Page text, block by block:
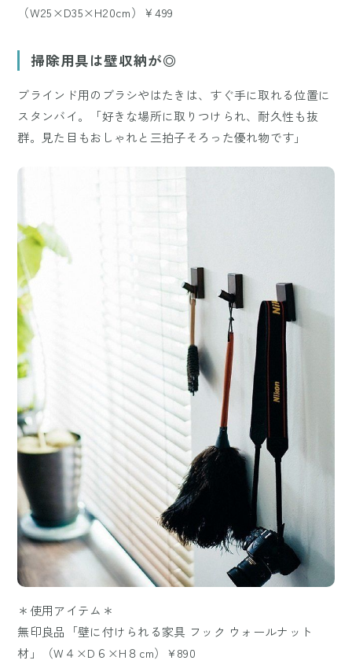
（W25×D35×H20cm）￥499
掃除用具は壁収納が◎
ブラインド用のブラシやはたきは、すぐ手に取れる位置に
スタンバイ。「好きな場所に取りつけられ、耐久性も抜
群。見た目もおしゃれと三拍子そろった優れ物です」
＊使用アイテム＊
無印良品「壁に付けられる家具 フック ウォールナット
材」（W４×D６×H８cm）¥890